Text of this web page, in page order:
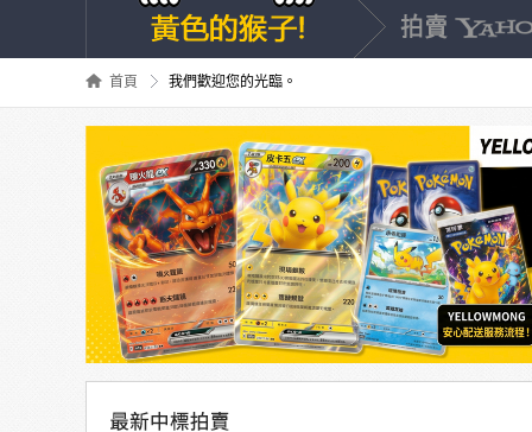
首頁 我們歡迎您的光臨。